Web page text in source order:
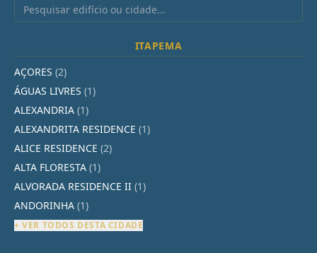
ITAPEMA
AÇORES (2)
ÁGUAS LIVRES (1)
ALEXANDRIA (1)
ALEXANDRITA RESIDENCE (1)
ALICE RESIDENCE (2)
ALTA FLORESTA (1)
ALVORADA RESIDENCE II (1)
ANDORINHA (1)
+ VER TODOS DESTA CIDADE